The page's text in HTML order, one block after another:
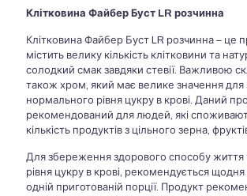
Клітковина Файбер Буст LR розчинна
Клітковина Файбер Буст LR розчинна – це
містить велику кількість клітковини та
солодкий смак завдяки стевії. Важливою
також хром, який має велике значення
нормального рівня цукру в крові. Даний
рекомендований для людей, які
кількість продуктів з цільного зерна,
Для збереження здорового способу життя
рівня цукру в крові, рекомендується
одній приготованій порції. Продукт